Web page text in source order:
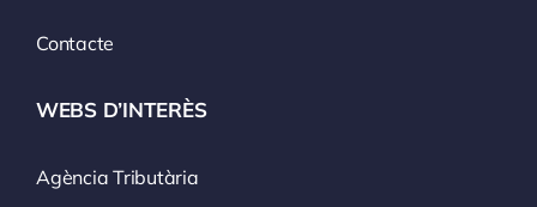
Contacte
WEBS D’INTERÈS
Agència Tributària